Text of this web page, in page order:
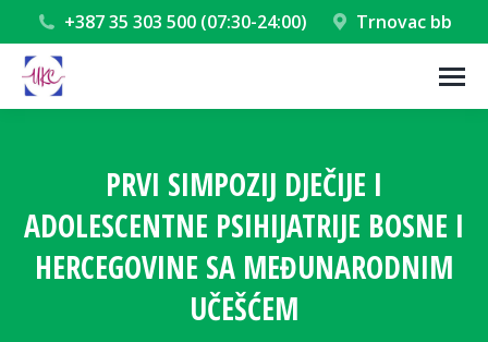
+387 35 303 500 (07:30-24:00) Trnovac bb
PRVI SIMPOZIJ DJEČIJE I
ADOLESCENTNE PSIHIJATRIJE BOSNE I
HERCEGOVINE SA MEĐUNARODNIM
UČEŠĆEM